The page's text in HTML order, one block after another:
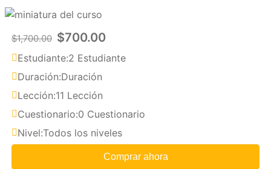
$1,700.00 $700.00
Estudiante:2 Estudiante
Duración:Duración
Lección:11 Lección
Cuestionario:0 Cuestionario
Nivel:Todos los niveles
Comprar ahora